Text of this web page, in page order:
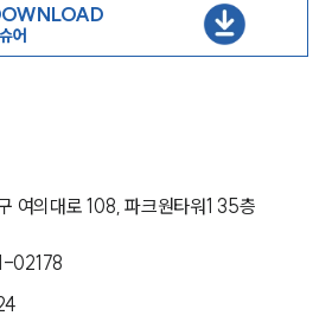
어
여의대로 108, 파크원타워1 35층
02178